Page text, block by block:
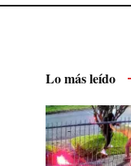
Lo más leído